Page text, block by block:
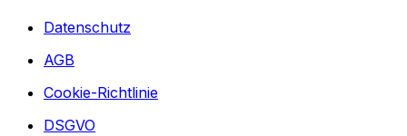
Datenschutz
AGB
Cookie-Richtlinie
DSGVO